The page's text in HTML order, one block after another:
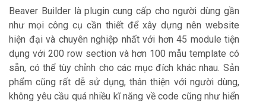
Beaver Builder là plugin cung cấp cho người dùng gần
như mọi công cụ cần thiết để xây dựng nên website
hiện đại và chuyên nghiệp nhất với hơn 45 module tiện
dụng với 200 row section và hơn 100 mẫu template có
sẵn, có thể tùy chỉnh cho các mục đích khác nhau. Sản
phẩm cũng rất dễ sử dụng, thân thiện với người dùng,
không yêu cầu quá nhiều kĩ năng về code cũng như hiển